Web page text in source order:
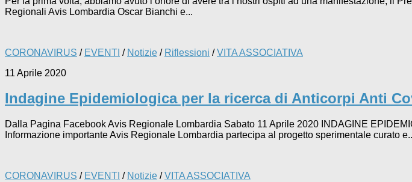
Regionali Avis Lombardia Oscar Bianchi e...
CORONAVIRUS / EVENTI / Notizie / Riflessioni /VITA ASSOCIATIVA
11 Aprile 2020
Indagine Epidemiologica per la ricerca di Anticorpi Anti
Dalla Pagina Facebook Avis Regionale Lombardia Sabato 11 Aprile 2020 INDAGINE
Informazione importante Avis Regionale Lombardia partecipa al progetto sperimentale curato
CORONAVIRUS / EVENTI / Notizie /VITA ASSOCIATIVA